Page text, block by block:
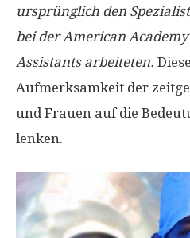
ursprünglich den
bei der American Academy
Assistants arbeiteten.
Aufmerksamkeit der
und Frauen auf die
lenken.